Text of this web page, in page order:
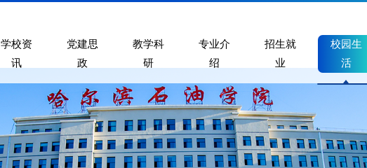
学校资
讯
党建思
政
教学科
研
专业介
绍
招生就
业
校园生
活